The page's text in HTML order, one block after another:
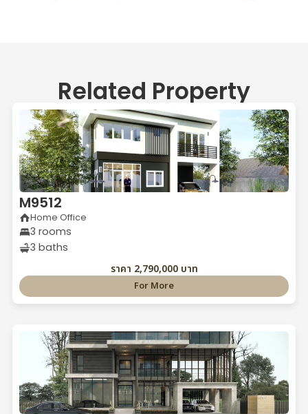
Related Property
M9512
Home Office
3 rooms
3 baths
For More
ราคา 2,790,000 บาท